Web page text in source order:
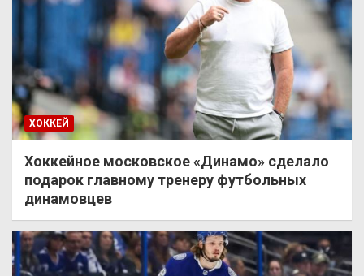
ХОККЕЙ
Хоккейное московское «Динамо» сделало
подарок главному тренеру футбольных
динамовцев